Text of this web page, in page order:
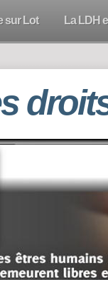
sur Lot La LDH